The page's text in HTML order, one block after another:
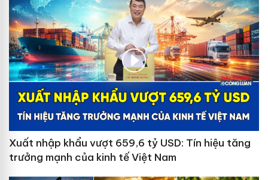
Xuất nhập khẩu vượt 659,6 tỷ USD: Tín hiệu tăng
trưởng mạnh của kinh tế Việt Nam